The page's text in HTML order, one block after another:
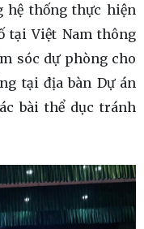
hệ thống thực hiện
tại Việt Nam thông
sóc dự phòng cho
tại địa bàn Dự án
bài thể dục tránh